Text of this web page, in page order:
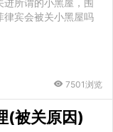
所谓的小黑屋，围
律宾会被关小黑屋吗
7501浏览
(被关原因)